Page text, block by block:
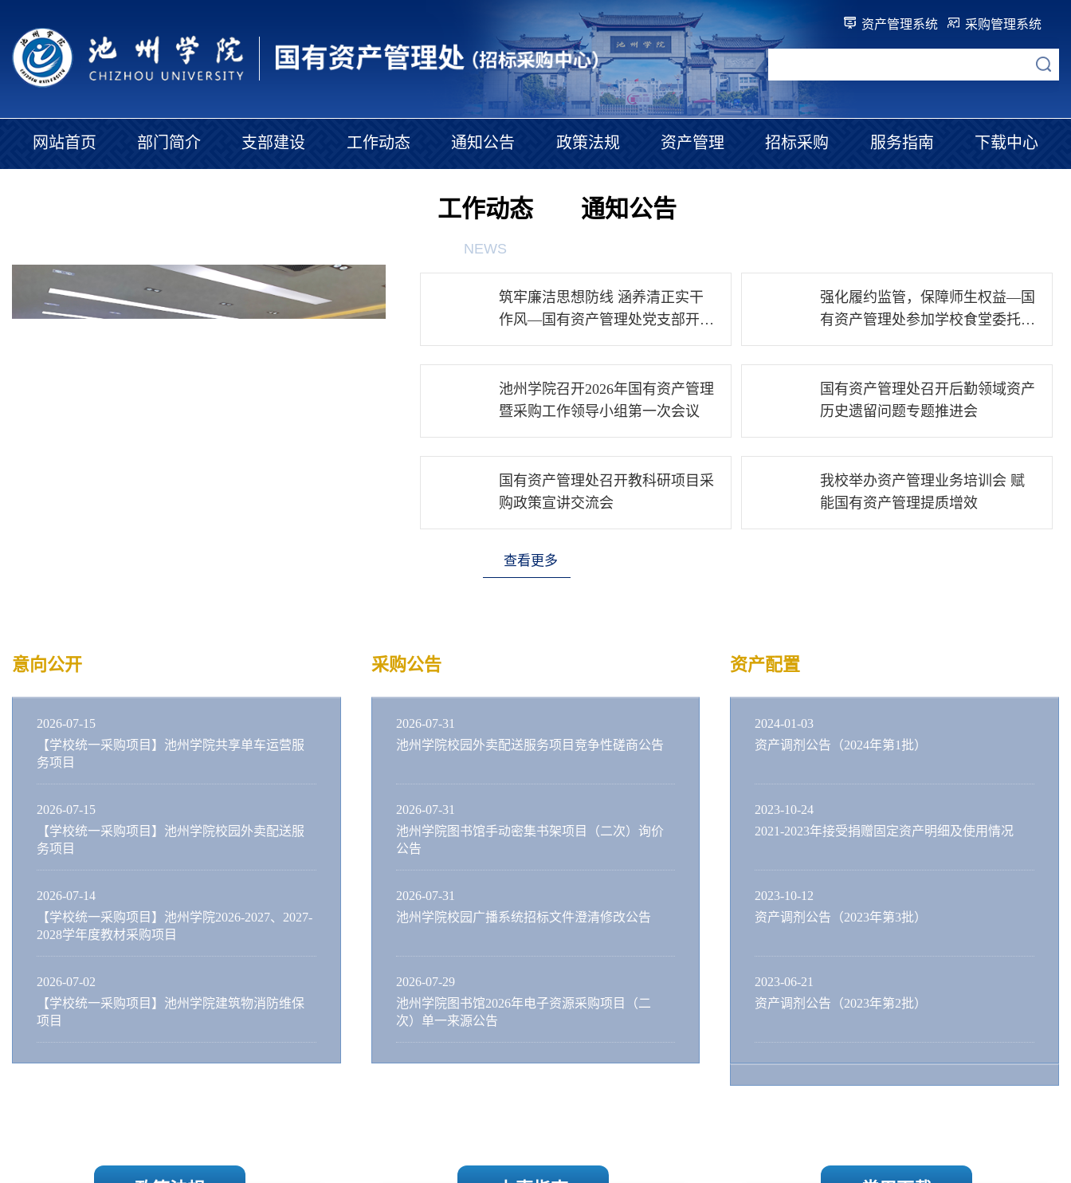
资产管理系统 采购管理系统
网站首页 部门简介 支部建设 工作动态 通知公告 政策法规 资产管理 招标采购 服务指南 下载中心
国有资产管理处赴池州电信共探AI采购应用 国有资产管理处开展“采购知识送基层、送服务”活动
工作动态
NEWS
通知公告
筑牢廉洁思想防线 涵养清正实干
作风—国有资产管理处党支部开展
廉政教育主题党日活动
强化履约监管，保障师生权益—国
有资产管理处参加学校食堂委托经
营合同考核续签会议
池州学院召开2026年国有资产管理
暨采购工作领导小组第一次会议
国有资产管理处召开后勤领域资产
历史遗留问题专题推进会
国有资产管理处召开教科研项目采
购政策宣讲交流会
我校举办资产管理业务培训会 赋
能国有资产管理提质增效
查看更多
意向公开
2026-07-15
【学校统一采购项目】池州学院共享单车运营服
务项目
2026-07-15
【学校统一采购项目】池州学院校园外卖配送服
务项目
2026-07-14
【学校统一采购项目】池州学院2026-2027、2027-
2028学年度教材采购项目
2026-07-02
【学校统一采购项目】池州学院建筑物消防维保
项目
采购公告
2026-07-31
池州学院校园外卖配送服务项目竞争性磋商公告
2026-07-31
池州学院图书馆手动密集书架项目（二次）询价
公告
2026-07-31
池州学院校园广播系统招标文件澄清修改公告
2026-07-29
池州学院图书馆2026年电子资源采购项目（二
次）单一来源公告
资产配置
2024-01-03
资产调剂公告（2024年第1批）
2023-10-24
2021-2023年接受捐赠固定资产明细及使用情况
2023-10-12
资产调剂公告（2023年第3批）
2023-06-21
资产调剂公告（2023年第2批）